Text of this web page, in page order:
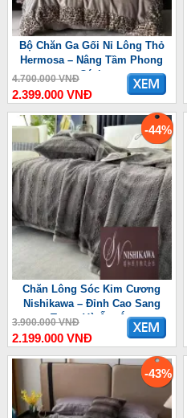
Bộ Chăn Ga Gối Nỉ Lông Thỏ
Hermosa – Nâng Tầm Phong
Cách
4.700.000 VNĐ
2.399.000 VNĐ
-44%
Chăn Lông Sóc Kim Cương
Nishikawa – Đỉnh Cao Sang
Trọng Và Ấm Áp
3.900.000 VNĐ
2.199.000 VNĐ
-43%